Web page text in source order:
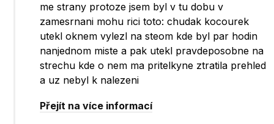
me strany protoze jsem byl v tu dobu v
zamesrnani mohu rici toto: chudak kocourek
utekl oknem vylezl na steom kde byl par hodin
nanjednom miste a pak utekl pravdeposobne na
strechu kde o nem ma pritelkyne ztratila prehled
a uz nebyl k nalezeni
Přejít na více informací